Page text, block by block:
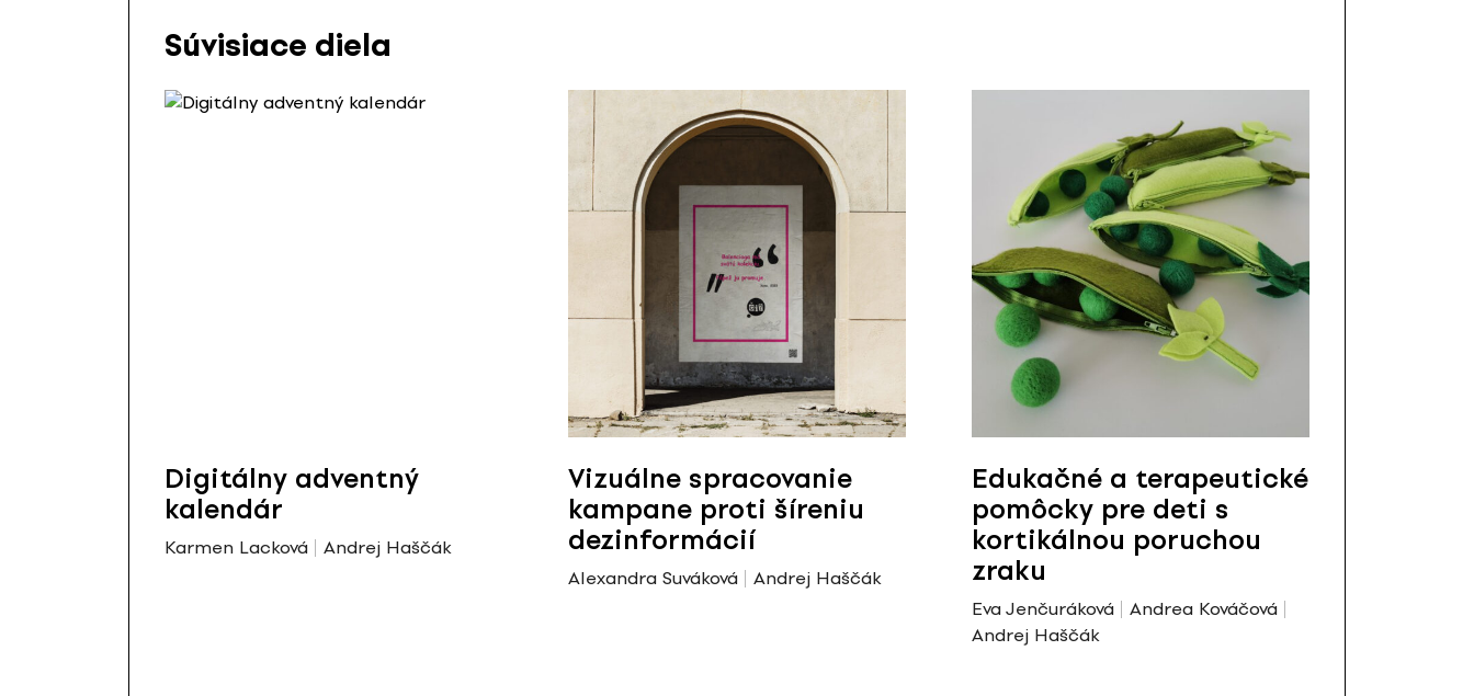
Súvisiace diela
Digitálny adventný
kalendár
Karmen Lacková Andrej Haščák
Vizuálne spracovanie
kampane proti šíreniu
dezinformácií
Alexandra Suváková Andrej Haščák
Edukačné a terapeutické
pomôcky pre deti s
kortikálnou poruchou
zraku
Eva Jenčuráková
Andrea Kováčová
Andrej Haščák